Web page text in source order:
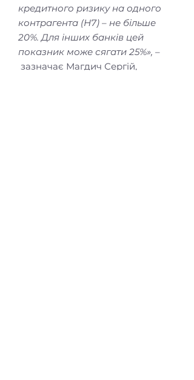
кредитного ризику на одного
контрагента (Н7) – не більше
20%. Для інших банків цей
показник може сягати 25%», –
зазначає Магдич Сергій,